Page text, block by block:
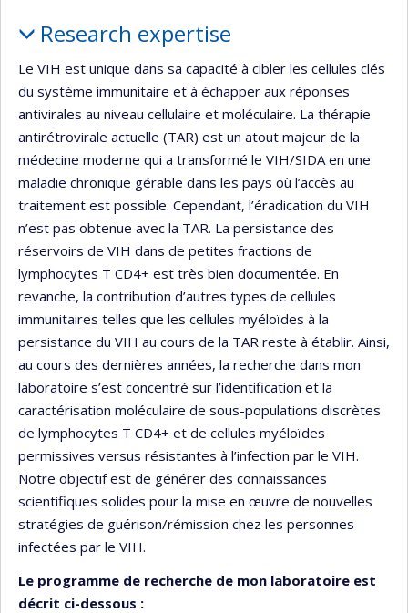
Research expertise
Le VIH est unique dans sa capacité à cibler les cellules clés
du système immunitaire et à échapper aux réponses
antivirales au niveau cellulaire et moléculaire. La thérapie
antirétrovirale actuelle (TAR) est un atout majeur de la
médecine moderne qui a transformé le VIH/SIDA en une
maladie chronique gérable dans les pays où l’accès au
traitement est possible. Cependant, l’éradication du VIH
n’est pas obtenue avec la TAR. La persistance des
réservoirs de VIH dans de petites fractions de
lymphocytes T CD4+ est très bien documentée. En
revanche, la contribution d’autres types de cellules
immunitaires telles que les cellules myéloïdes à la
persistance du VIH au cours de la TAR reste à établir. Ainsi,
au cours des dernières années, la recherche dans mon
laboratoire s’est concentré sur l’identification et la
caractérisation moléculaire de sous-populations discrètes
de lymphocytes T CD4+ et de cellules myéloïdes
permissives versus résistantes à l’infection par le VIH.
Notre objectif est de générer des connaissances
scientifiques solides pour la mise en œuvre de nouvelles
stratégies de guérison/rémission chez les personnes
infectées par le VIH.
Le programme de recherche de mon laboratoire est
décrit ci-dessous :